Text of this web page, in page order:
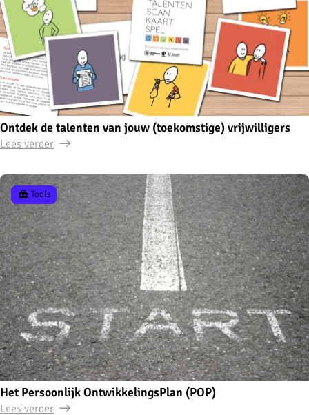
Ontdek de talenten van jouw (toekomstige) vrijwilligers
Lees verder
Het Persoonlijk OntwikkelingsPlan (POP)
Tools
Lees verder